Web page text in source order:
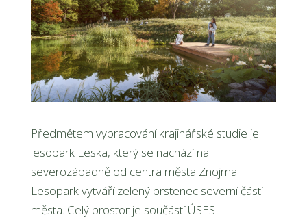
Předmětem vypracování krajinářské studie je
lesopark Leska, který se nachází na
severozápadně od centra města Znojma.
Lesopark vytváří zelený prstenec severní části
města. Celý prostor je součástí ÚSES